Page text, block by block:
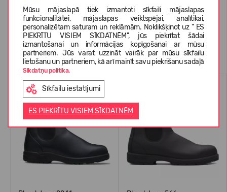
Mūsu mājaslapā tiek izmantoti sīkfaili mājaslapas
funkcionalitātei, mājaslapas veiktspējai, analītikai,
personalizētam saturam un reklāmām. Noklikšķinot uz " ES
PIEKRĪTU VISIEM SĪKDATNĒM", jūs piekrītat šādai
izmantošanai un informācijas kopīgošanai ar mūsu
partneriem. Jūs varat uzzināt vairāk par mūsu sīkfailu
lietošanu un partneriem, kā arī mainīt savu piekrišanu sadaļā
Sīkdatņu politika.
Sīkfailu iestatījumi
ES PIEKRĪTU VISIEM SĪKDATNĒM
KLIENTU ATSAUKSMES (0)
Līdzīgas preces